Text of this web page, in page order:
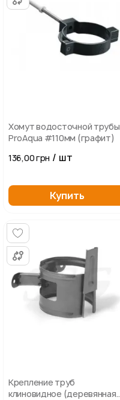
Хомут водосточной трубы
ProAqua #110мм (графит)
136,00 грн / шт
Купить
Крепление труб
клиновидное (деревянная